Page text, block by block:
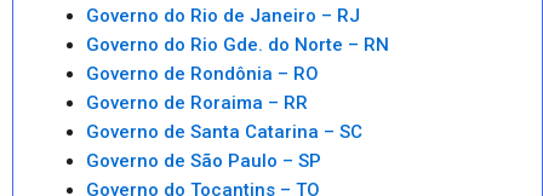
Governo do Rio de Janeiro – RJ
Governo do Rio Gde. do Norte – RN
Governo de Rondônia – RO
Governo de Roraima – RR
Governo de Santa Catarina – SC
Governo de São Paulo – SP
Governo do Tocantins – TO